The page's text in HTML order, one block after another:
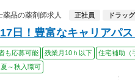
品の薬剤師求人
正社員 ドラッ
日！豊富なキャリアパ
も応募可能 残業月10ｈ以下 住宅補助（
夏～秋入職可